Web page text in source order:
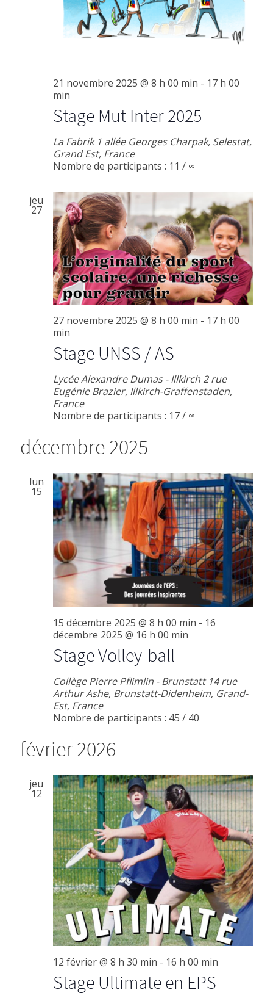
Stage Mut Inter 2025
21 novembre 2025 @ 8 h 00 min - 17 h 00
min
La Fabrik 1 allée Georges Charpak, Selestat,
Grand Est, France
Nombre de participants : 11 / ∞
jeu
27
Stage UNSS / AS
27 novembre 2025 @ 8 h 00 min - 17 h 00
min
Lycée Alexandre Dumas - Illkirch 2 rue
Eugénie Brazier, Illkirch-Graffenstaden,
France
Nombre de participants : 17 / ∞
décembre 2025
lun
15
Stage Volley-ball
15 décembre 2025 @ 8 h 00 min - 16
décembre 2025 @ 16 h 00 min
Collège Pierre Pflimlin - Brunstatt 14 rue
Arthur Ashe, Brunstatt-Didenheim, Grand-
Est, France
Nombre de participants : 45 / 40
février 2026
jeu
12
Stage Ultimate en EPS
12 février @ 8 h 30 min - 16 h 00 min